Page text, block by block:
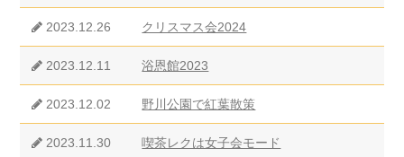
2023.12.26 クリスマス会2024
2023.12.11 浴恩館2023
2023.12.02 野川公園で紅葉散策
2023.11.30 喫茶レクは女子会モード